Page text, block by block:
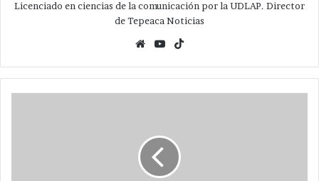
Licenciado en ciencias de la comunicación por la UDLAP. Director
de Tepeaca Noticias
WebsiteYouTube